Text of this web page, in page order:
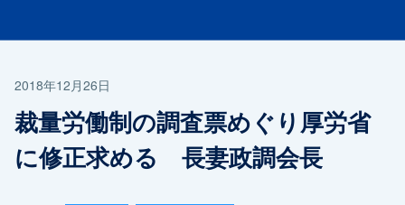
2018年12月26日
裁量労働制の調査票めぐり厚労省
に修正求める 長妻政調会長